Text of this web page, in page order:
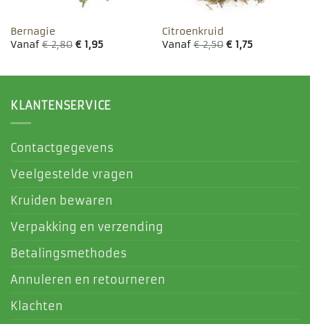
Bernagie
Vanaf€2,80 €1,95
Citroenkruid
Vanaf€2,50 €1,75
KLANTENSERVICE
Contactgegevens
Veelgestelde vragen
Kruiden bewaren
Verpakking en verzending
Betalingsmethodes
Annuleren en retourneren
Klachten